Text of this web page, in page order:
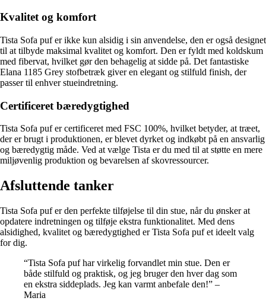
Kvalitet og komfort
Tista Sofa puf er ikke kun alsidig i sin anvendelse, den er også designet
til at tilbyde maksimal kvalitet og komfort. Den er fyldt med koldskum
med fibervat, hvilket gør den behagelig at sidde på. Det fantastiske
Elana 1185 Grey stofbetræk giver en elegant og stilfuld finish, der
passer til enhver stueindretning.
Certificeret bæredygtighed
Tista Sofa puf er certificeret med FSC 100%, hvilket betyder, at træet,
der er brugt i produktionen, er blevet dyrket og indkøbt på en ansvarlig
og bæredygtig måde. Ved at vælge Tista er du med til at støtte en mere
miljøvenlig produktion og bevarelsen af skovressourcer.
Afsluttende tanker
Tista Sofa puf er den perfekte tilføjelse til din stue, når du ønsker at
opdatere indretningen og tilføje ekstra funktionalitet. Med dens
alsidighed, kvalitet og bæredygtighed er Tista Sofa puf et ideelt valg
for dig.
“Tista Sofa puf har virkelig forvandlet min stue. Den er
både stilfuld og praktisk, og jeg bruger den hver dag som
en ekstra siddeplads. Jeg kan varmt anbefale den!” –
Maria